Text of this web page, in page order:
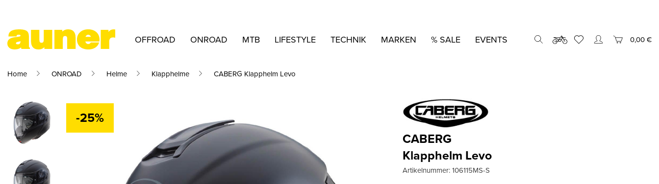
OFFROAD ONROAD MTB LIFESTYLE TECHNIK MARKEN % SALE EVENTS 0,00 €
Home ONROAD Helme Klapphelme CABERG Klapphelm Levo
-25%
CABERG
Klapphelm Levo
Artikelnummer:106115MS-S